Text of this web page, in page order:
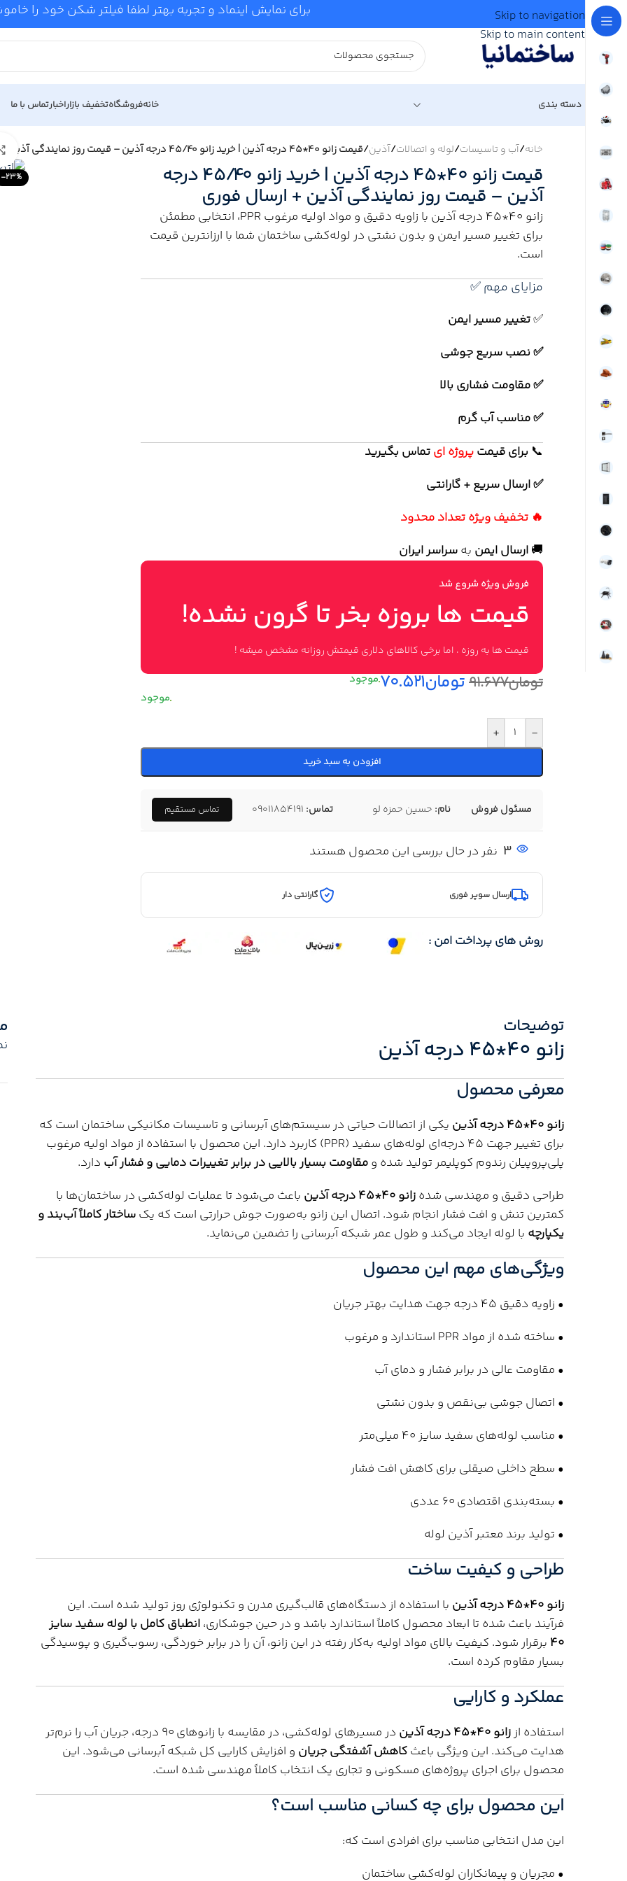
Skip to navigation
Skip to main content
برای نمایش اینماد و تجربه بهتر لطفا فیلتر شکن خود را
دسته بندی خانهفروشگاهتخفیف بازاراخبارتماس با ما
خانه/آب و تاسیسات/لوله و اتصالات/آذین/قیمت زانو 40*45 درجه آذین | خرید زانو 45/40 درجه آذین – قیمت روز نمایندگی آذین + ارسال فوری
-23% قیمت زانو 40*45 درجه آذین | خرید زانو 45/40 درجه
آذین – قیمت روز نمایندگی آذین + ارسال فوری
زانو 40*45 درجه آذین با زاویه دقیق و مواد اولیه مرغوب PPR، انتخابی مطمئن
برای تغییر مسیر ایمن و بدون نشتی در لوله‌کشی ساختمان شما با ارزانترین قیمت
است.
مزایای مهم ✅
✅تغییر مسیر ایمن
✅ نصب سریع جوشی
✅ مقاومت فشاری بالا
✅ مناسب آب گرم
📞 برایقیمتپروژه ایتماس بگیرید
✅ ارسال سریع + گارانتی
🔥 تخفیف ویژه تعداد محدود
🚚ارسال ایمن بهسراسر ایران
فروش ویژه شروع شد
قیمت ها بروزه بخر تا گرون نشده!
قیمت ها به روزه ، اما برخی کالاهای دلاری قیمتش روزانه مشخص میشه !
تومان۹۱.۶۷۷تومان۷۰.۵۲۱
-
+
افزودن به سبد خرید
مسئول فروش نام: حسین حمزه لو تماس: 09011854191 تماس مستقیم
3 نفر در حال بررسی این محصول هستند
ارسال سوپر فوری گارانتی دار
روش های پرداخت امن :
توضیحات
زانو 40*45 درجه آذین
معرفی محصول
زانو 40*45 درجه آذین
یکی از اتصالات حیاتی در سیستم‌های آبرسانی و تاسیسات مکانیکی ساختمان است که
برای تغییر جهت 45 درجه‌ای لوله‌های سفید (PPR) کاربرد دارد. این محصول با استفاده از مواد اولیه مرغوب
پلی‌پروپیلن رندوم کوپلیمر تولید شده ومقاومت بسیار بالایی در برابر تغییرات دمایی و فشار آب دارد.
طراحی دقیق و مهندسی شدهزانو 40*45 درجه آذین
باعث می‌شود تا عملیات لوله‌کشی در ساختمان‌ها با
کمترین تنش و افت فشار انجام شود. اتصال این زانو به‌صورت جوش حرارتی است که یکساختار کاملاً آب‌بند و
یکپارچه با لوله ایجاد می‌کند و طول عمر شبکه آبرسانی را تضمین می‌نماید.
ویژگی‌های مهم این محصول
• زاویه دقیق 45 درجه جهت هدایت بهتر جریان
• ساخته شده از مواد PPR استاندارد و مرغوب
• مقاومت عالی در برابر فشار و دمای آب
• اتصال جوشی بی‌نقص و بدون نشتی
• مناسب لوله‌های سفید سایز 40 میلی‌متر
• سطح داخلی صیقلی برای کاهش افت فشار
• بسته‌بندی اقتصادی 60 عددی
• تولید برند معتبر آذین لوله
طراحی و کیفیت ساخت
زانو 40*45 درجه آذین
با استفاده از دستگاه‌های قالب‌گیری مدرن و تکنولوژی روز تولید شده است. این
فرآیند باعث شده تا ابعاد محصول کاملاً استاندارد باشد و در حین جوشکاری،انطباق کامل با لوله سفید سایز
40 برقرار شود. کیفیت بالای مواد اولیه به‌کار رفته در این زانو، آن را در برابر خوردگی، رسوب‌گیری و پوسیدگی
بسیار مقاوم کرده است.
عملکرد و کارایی
استفاده اززانو 40*45 درجه آذین
در مسیرهای لوله‌کشی، در مقایسه با زانوهای 90 درجه، جریان آب را نرم‌تر
هدایت می‌کند. این ویژگی باعثکاهش آشفتگی جریان و افزایش کارایی کل شبکه آبرسانی می‌شود. این
محصول برای اجرای پروژه‌های مسکونی و تجاری یک انتخاب کاملاً مهندسی شده است.
این محصول برای چه کسانی مناسب است؟
این مدل انتخابی مناسب برای افرادی است که:
• مجریان و پیمانکاران لوله‌کشی ساختمان